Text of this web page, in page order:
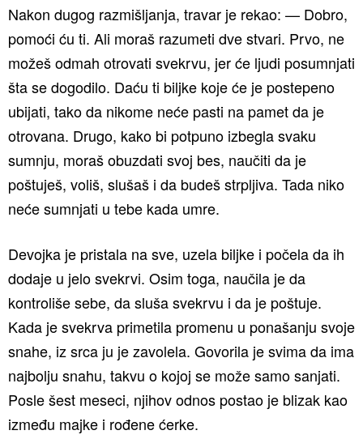
Nakon dugog razmišljanja, travar je rekao: — Dobro,
pomoći ću ti. Ali moraš razumeti dve stvari. Prvo, ne
možeš odmah otrovati svekrvu, jer će ljudi posumnjati
šta se dogodilo. Daću ti biljke koje će je postepeno
ubijati, tako da nikome neće pasti na pamet da je
otrovana. Drugo, kako bi potpuno izbegla svaku
sumnju, moraš obuzdati svoj bes, naučiti da je
poštuješ, voliš, slušaš i da budeš strpljiva. Tada niko
neće sumnjati u tebe kada umre.
Devojka je pristala na sve, uzela biljke i počela da ih
dodaje u jelo svekrvi. Osim toga, naučila je da
kontroliše sebe, da sluša svekrvu i da je poštuje.
Kada je svekrva primetila promenu u ponašanju svoje
snahe, iz srca ju je zavolela. Govorila je svima da ima
najbolju snahu, takvu o kojoj se može samo sanjati.
Posle šest meseci, njihov odnos postao je blizak kao
između majke i rođene ćerke.